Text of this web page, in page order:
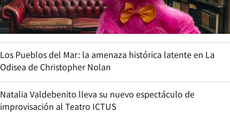
Los Pueblos del Mar: la amenaza histórica latente en La
Odisea de Christopher Nolan
Natalia Valdebenito lleva su nuevo espectáculo de
improvisación al Teatro ICTUS